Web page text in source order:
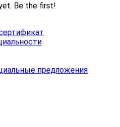
Be the first!
предложения